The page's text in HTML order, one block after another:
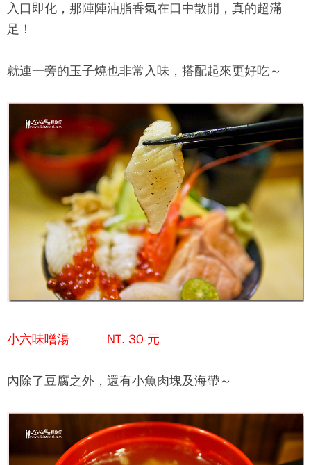
入口即化，那陣陣油脂香氣在口中散開，真的超滿
足！
就連一旁的玉子燒也非常入味，搭配起來更好吃～
小六味噌湯 NT. 30 元
內除了豆腐之外，還有小魚肉塊及海帶～